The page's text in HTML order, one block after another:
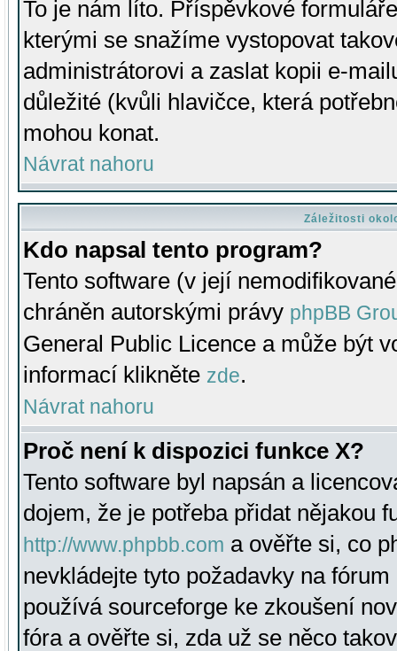
To je nám líto. Příspěvkové
kterými se snažíme vystopovat
administrátorovi a zaslat kopii e-
důležité (kvůli hlavičce, která
mohou konat.
Návrat nahoru
Záležitosti
Kdo napsal tento program?
Tento software (v její
chráněn autorskými právy phpBB
General Public Licence a může být
informací klikněte zde.
Návrat nahoru
Proč není k dispozici funkce X?
Tento software byl napsán a
dojem, že je potřeba přidat nějakou
http://www.phpbb.com a ověřte si, co
nevkládejte tyto požadavky na
používá sourceforge ke zkoušení
fóra a ověřte si, zda už se něco